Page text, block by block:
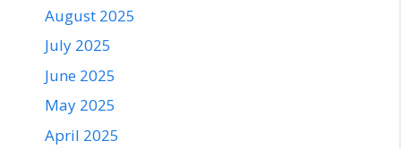
August 2025
July 2025
June 2025
May 2025
April 2025